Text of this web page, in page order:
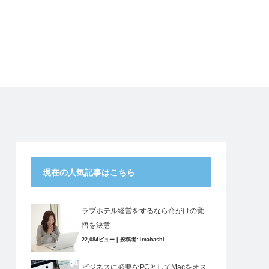
現在の人気記事はこちら
ラブホテル経営をするなら命がけの覚
悟を決意
22,084ビュー 投稿者: imahashi
ビジネスに必要なPCとしてMacをオス